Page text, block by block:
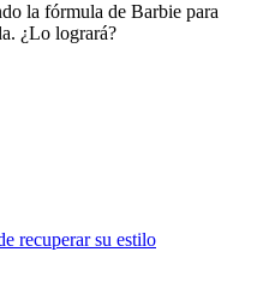
la fórmula de Barbie para
¿Lo logrará?